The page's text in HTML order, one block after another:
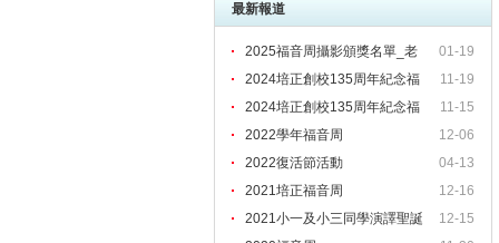
最新報道
01-19
2025福音周攝影頒獎名單_老
11-19
2024培正創校135周年紀念福
11-15
2024培正創校135周年紀念福
12-06
2022學年福音周
04-13
2022復活節活動
12-16
2021培正福音周
12-15
2021小一及小三同學演譯聖誕